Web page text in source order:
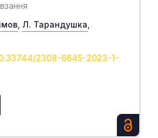
Л. Тарандушка
2308-6645-2023-1-